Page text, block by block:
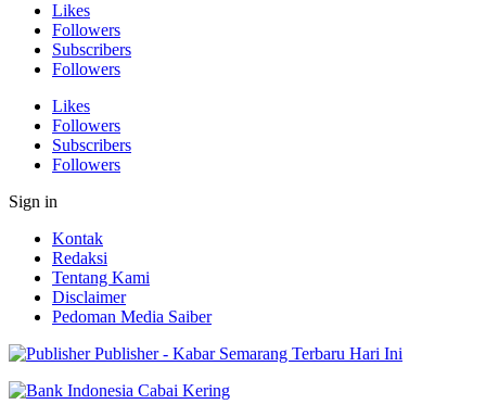
Likes
Followers
Subscribers
Followers
Likes
Followers
Subscribers
Followers
Sign in
Kontak
Redaksi
Tentang Kami
Disclaimer
Pedoman Media Saiber
Publisher - Kabar Semarang Terbaru Hari Ini